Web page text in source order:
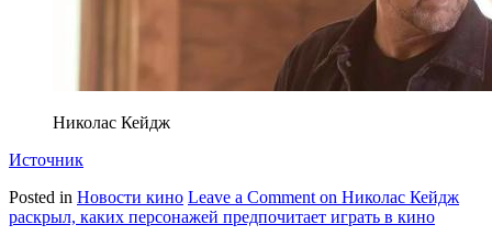
Николас Кейдж
Источник
Posted in Новости кино Leave a Comment on Николас Кейдж
раскрыл, каких персонажей предпочитает играть в кино